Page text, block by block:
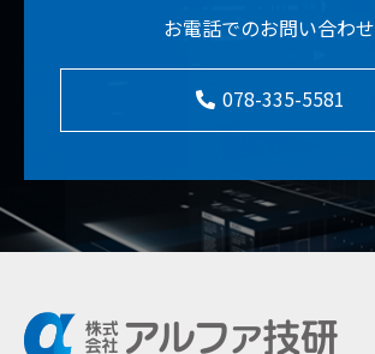
お電話でのお問い合わせ
078-335-5581